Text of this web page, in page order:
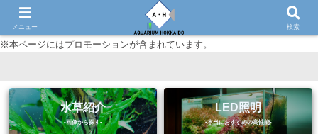
初心者に優しいアクアリウム（熱帯魚・水草等）情報サイト
※本ページにはプロモーションが含まれています。
水草紹介 LED照明
メニュー 検索